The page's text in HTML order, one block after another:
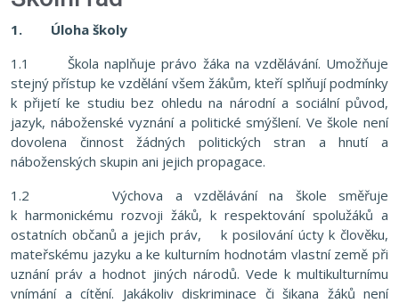
1.
Úloha školy
1.1 Škola naplňuje právo žáka na vzdělávání. Umožňuje
stejný přístup ke vzdělání všem žákům, kteří splňují podmínky
k přijetí ke studiu bez ohledu na národní a sociální původ,
jazyk, náboženské vyznání a politické smýšlení. Ve škole není
dovolena činnost žádných politických stran a hnutí a
náboženských skupin ani jejich propagace.
1.2 Výchova a vzdělávání na škole směřuje
k harmonickému rozvoji žáků, k respektování spolužáků a
ostatních občanů a jejich práv, k posilování úcty k člověku,
mateřskému jazyku a ke kulturním hodnotám vlastní země při
uznání práv a hodnot jiných národů. Vede k multikulturnímu
vnímání a cítění. Jakákoliv diskriminace či šikana žáků není